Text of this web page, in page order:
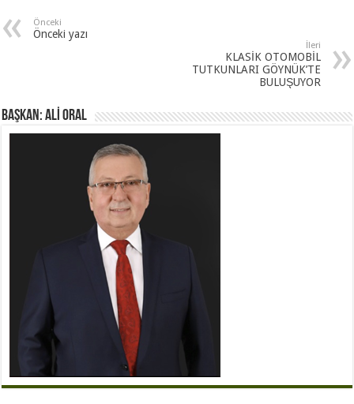
Önceki
Önceki yazı
İleri
KLASİK OTOMOBİL
TUTKUNLARI GÖYNÜK’TE
BULUŞUYOR
BAŞKAN: ALİ ORAL